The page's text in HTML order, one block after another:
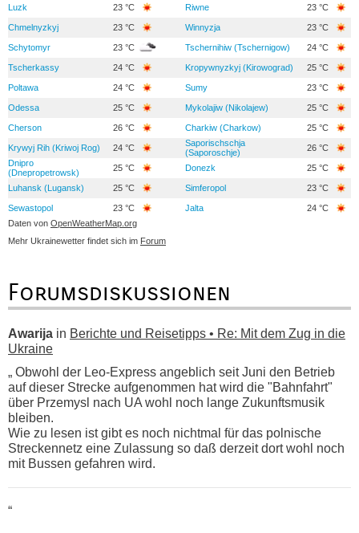
Luzk 23 °C Riwne 23 °C
Chmelnyzkyj 23 °C Winnyzja 23 °C
Schytomyr 23 °C Tschernihiw (Tschernigow) 24 °C
Tscherkassy 24 °C Kropywnyzkyj (Kirowograd) 25 °C
Poltawa 24 °C Sumy 23 °C
Odessa 25 °C Mykolajiw (Nikolajew) 25 °C
Cherson 26 °C Charkiw (Charkow) 25 °C
Krywyj Rih (Kriwoj Rog) 24 °C
Saporischschja
(Saporoschje)
26 °C
Dnipro
(Dnepropetrowsk)
25 °C Donezk 25 °C
Luhansk (Lugansk) 25 °C Simferopol 23 °C
Sewastopol 23 °C Jalta
24 °C
Daten von OpenWeatherMap.org
Mehr Ukrainewetter findet sich im Forum
Forumsdiskussionen
Awarija in Berichte und Reisetipps • Re: Mit dem Zug in die
Ukraine
„ Obwohl der Leo-Express angeblich seit Juni den Betrieb
auf dieser Strecke aufgenommen hat wird die "Bahnfahrt"
über Przemysl nach UA wohl noch lange Zukunftsmusik
bleiben.
Wie zu lesen ist gibt es noch nichtmal für das polnische
Streckennetz eine Zulassung so daß derzeit dort wohl noch
mit Bussen gefahren wird.
“